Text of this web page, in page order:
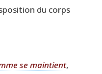
du corps
se main­tient,